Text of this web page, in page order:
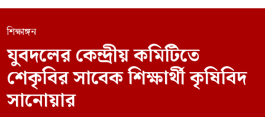
শিক্ষাঙ্গন
যুবদলের কেন্দ্রীয় কমিটিতে
শেকৃবির সাবেক শিক্ষার্থী কৃষিবিদ
সানোয়ার